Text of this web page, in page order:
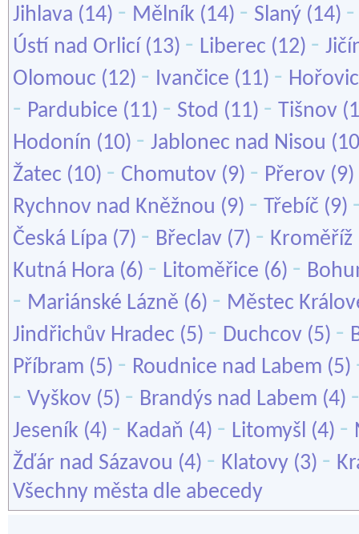
Jihlava (14) - Mělník (14) - Slaný (14)
Ústí nad Orlicí (13) - Liberec (12) -
Olomouc (12) - Ivančice (11) -
- Pardubice (11) - Stod (11) - Tišnov
Hodonín (10) - Jablonec nad Nisou
Žatec (10) - Chomutov (9) - Přerov (9)
Rychnov nad Kněžnou (9) - Třebíč (9)
Česká Lípa (7) - Břeclav (7) - Kroměříž
Kutná Hora (6) - Litoměřice (6) -
- Mariánské Lázně (6) - Městec
Jindřichův Hradec (5) - Duchcov (5) -
Příbram (5) - Roudnice nad Labem (5)
- Vyškov (5) - Brandýs nad Labem (4)
Jeseník (4) - Kadaň (4) - Litomyšl (4) -
Žďár nad Sázavou (4) - Klatovy (3) -
Všechny města dle abecedy